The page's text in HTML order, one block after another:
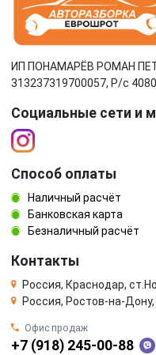
ИП ПОНАМАРЁВ РОМАН
313237319700057, Р/c
Социальные сети и
Способ оплаты
Наличный расчёт
Банковская карта
Безналичный расчёт
Контакты
Россия, Краснодар,
Россия, Ростов-на-
Офис продаж
+7 (918) 245-00-88